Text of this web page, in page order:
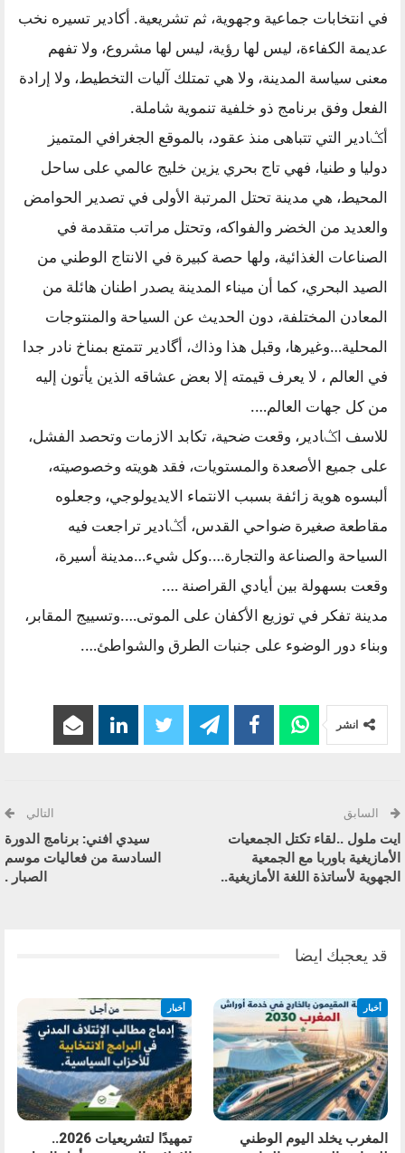
في انتخابات جماعية وجهوية، ثم تشريعية. أكادير تسيره نخب
عديمة الكفاءة، ليس لها رؤية، ليس لها مشروع، ولا تفهم
معنى سياسة المدينة، ولا هي تمتلك آليات التخطيط، ولا إرادة
الفعل وفق برنامج ذو خلفية تنموية شاملة.
أݣادير التي تتباهى منذ عقود، بالموقع الجغرافي المتميز
دوليا و طنيا، فهي تاج بحري يزين خليج عالمي على ساحل
المحيط، هي مدينة تحتل المرتبة الأولى في تصدير الحوامض
والعديد من الخضر والفواكه، وتحتل مراتب متقدمة في
الصناعات الغذائية، ولها حصة كبيرة في الانتاج الوطني من
الصيد البحري، كما أن ميناء المدينة يصدر اطنان هائلة من
المعادن المختلفة، دون الحديث عن السياحة والمنتوجات
المحلية…وغيرها، وقبل هذا وذاك، أگادير تتمتع بمناخ نادر جدا
في العالم ، لا يعرف قيمته إلا بعض عشاقه الذين يأتون إليه
من كل جهات العالم….
للاسف اݣادير، وقعت ضحية، تكابد الازمات وتحصد الفشل،
على جميع الأصعدة والمستويات، فقد هويته وخصوصيته،
ألبسوه هوية زائفة بسبب الانتماء الايديولوجي، وجعلوه
مقاطعة صغيرة ضواحي القدس، أݣادير تراجعت فيه
السياحة والصناعة والتجارة….وكل شيء…مدينة أسيرة،
وقعت بسهولة بين أيادي القراصنة ….
مدينة تفكر في توزيع الأكفان على الموتى….وتسييج المقابر،
وبناء دور الوضوء على جنبات الطرق والشواطئ….
انشر
السابق
ايت ملول ..لقاء تكتل الجمعيات
الأمازيغية باوربا مع الجمعية
الجهوية لأساتذة اللغة الأمازيغية..
التالي
سيدي افني: برنامج الدورة
السادسة من فعاليات موسم
الصبار .
قد يعجبك ايضا
أخبار
المغرب يخلد اليوم الوطني
أخبار
تمهيدًا لتشريعيات 2026..